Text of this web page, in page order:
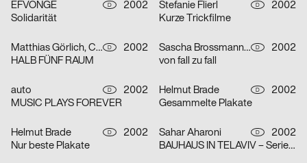
EFVONGE D
2002
Solidarität
Stefanie Flierl D
2002
Kurze Trickfilme
Matthias Görlich, Charalampos Lazos D
2002
HALB FÜNF RAUM
Sascha Brossmann, Heike Grebin, Nina Lehmann D
2002
von fall zu fall
auto D
2002
MUSIC PLAYS FOREVER
Helmut Brade D
2002
Gesammelte Plakate
Helmut Brade D
2002
Nur beste Plakate
Sahar Aharoni D
2002
BAUHAUS IN TELAVIV – Serie von drei Plakaten